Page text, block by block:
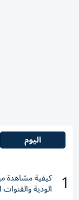
اليوم
1 كيفية مشاهدة
الودية والقنوات